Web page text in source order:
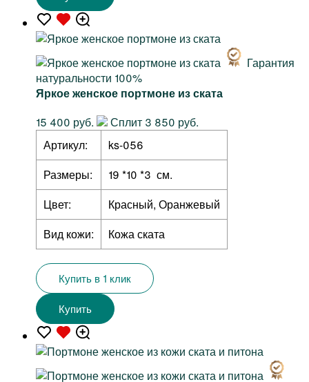
Гарантия
натуральности 100%
Яркое женское портмоне из ската
15 400 руб.
Сплит 3 850 руб.
Артикул:
ks-056
Размеры:
19 *10 *3 см.
Цвет:
Красный, Оранжевый
Вид кожи:
Кожа ската
Купить в 1 клик
Купить